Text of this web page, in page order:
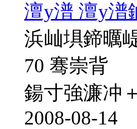
澶у潽 澶у潽
浜屾埧鍗曞
70 骞崇背
鍚寸強濂冲＋
2008-08-14